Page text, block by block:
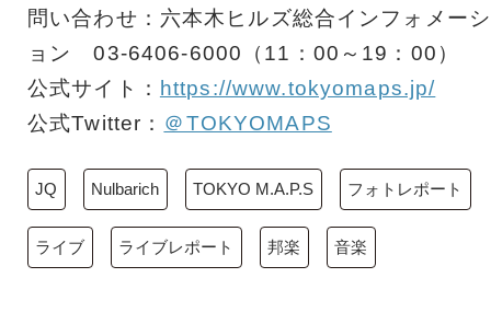
問い合わせ：六本木ヒルズ総合インフォメーシ
ョン 03-6406-6000（11：00～19：00）
公式サイト： https://www.tokyomaps.jp/
公式Twitter： ＠TOKYOMAPS
JQ Nulbarich TOKYO M.A.P.S フォトレポート
ライブ ライブレポート 邦楽 音楽